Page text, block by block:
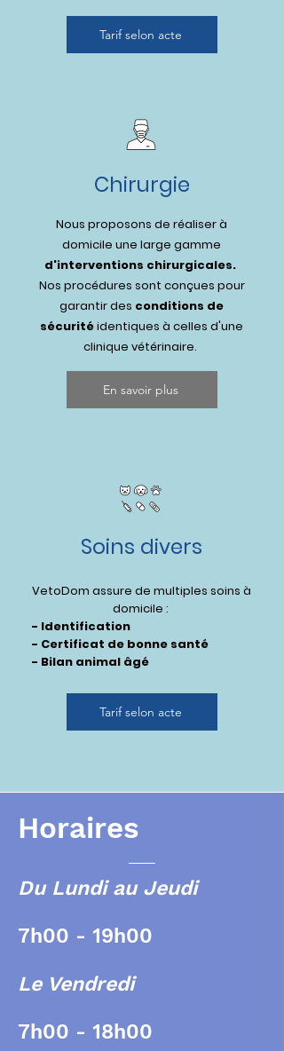
Tarif selon acte
Chirurgie
Nous proposons de réaliser à
domicile une large gamme
d'interventions chirurgicales.
Nos procédures sont conçues pour
garantir des conditions de
sécuritéidentiques à celles d'une
clinique vétérinaire.
En savoir plus
Soins divers
VetoDom assure de multiples soins à
domicile :
- Identification
- Certificat de bonne santé
- Bilan animal âgé
Tarif selon acte
Horaires
Du Lundi au Jeudi
7h00 - 19h00
Le Vendredi
7h00 - 18h00